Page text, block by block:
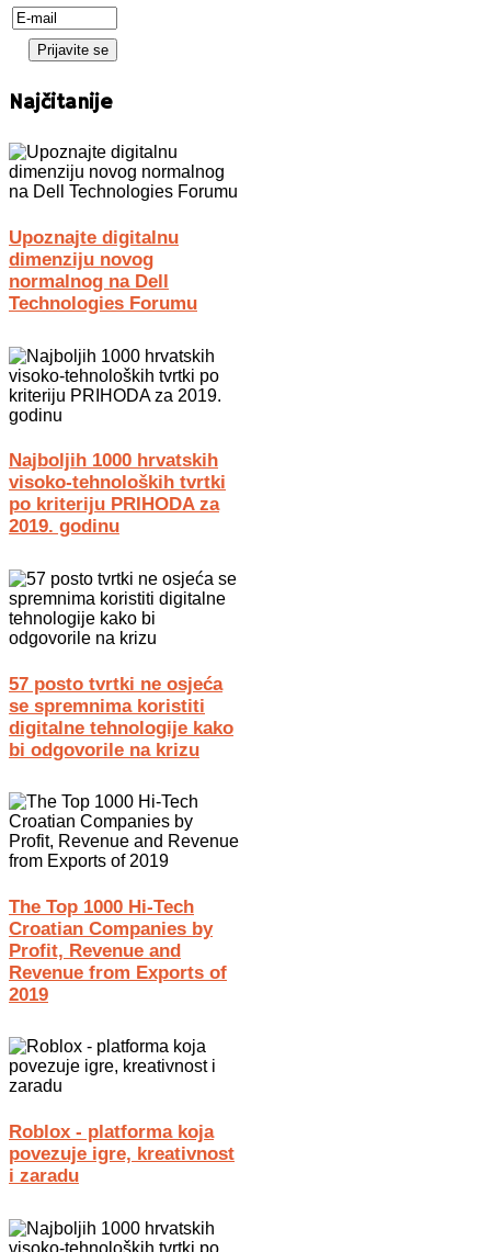
Najčitanije
Upoznajte digitalnu
dimenziju novog
normalnog na Dell
Technologies Forumu
Najboljih 1000 hrvatskih
visoko-tehnoloških tvrtki
po kriteriju PRIHODA za
2019. godinu
57 posto tvrtki ne osjeća
se spremnima koristiti
digitalne tehnologije kako
bi odgovorile na krizu
The Top 1000 Hi-Tech
Croatian Companies by
Profit, Revenue and
Revenue from Exports of
2019
Roblox - platforma koja
povezuje igre, kreativnost
i zaradu